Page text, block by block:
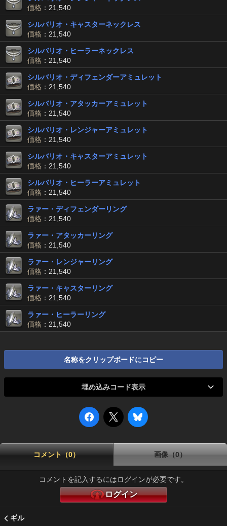
価格 ：21,540
シルバリオ・キャスターネックレス
価格 ：21,540
シルバリオ・ヒーラーネックレス
価格 ：21,540
シルバリオ・ディフェンダーアミュレット
価格 ：21,540
シルバリオ・アタッカーアミュレット
価格 ：21,540
シルバリオ・レンジャーアミュレット
価格 ：21,540
シルバリオ・キャスターアミュレット
価格 ：21,540
シルバリオ・ヒーラーアミュレット
価格 ：21,540
ラァー・ディフェンダーリング
価格 ：21,540
ラァー・アタッカーリング
価格 ：21,540
ラァー・レンジャーリング
価格 ：21,540
ラァー・キャスターリング
価格 ：21,540
ラァー・ヒーラーリング
価格 ：21,540
名称をクリップボードにコピー
埋め込みコード表示
コメント（0） 画像（0）
コメントを記入するにはログインが必要です。
ログイン
ギル